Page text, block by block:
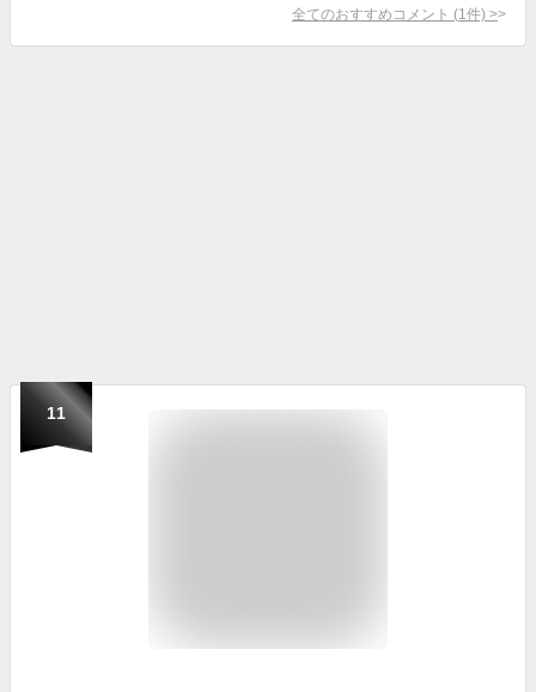
全てのおすすめコメント (1 件) >
11